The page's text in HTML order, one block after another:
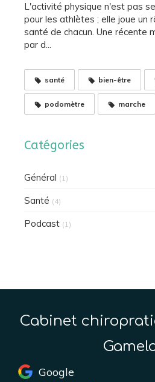
L'activité physique n'est pas
pour les athlètes ; elle joue un
santé de chacun. Une récente
par d...
santé bien-être
podomètre marche
Catégories
Général (1)
Santé (4)
Podcast (1)
Cabinet
Google